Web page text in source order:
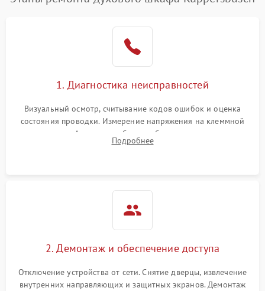
1. Диагностика неисправностей
Визуальный осмотр, считывание кодов ошибок и оценка
состояния проводки. Измерение напряжения на клеммной
колодке. Анализ жалоб на проблемы с нагревом,
конвекцией, панелью управления или блокировкой дверцы.
Подробнее
2. Демонтаж и обеспечение доступа
Отключение устройства от сети. Снятие дверцы, извлечение
внутренних направляющих и защитных экранов. Демонтаж